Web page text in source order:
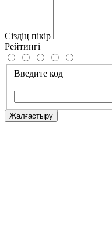
Сіздің пікір
Рейтингі
Введите код
Жалғастыру